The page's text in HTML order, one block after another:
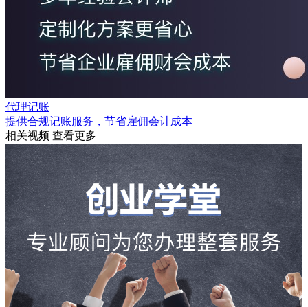
代理记账
提供合规记账服务，节省雇佣会计成本
相关视频 查看更多